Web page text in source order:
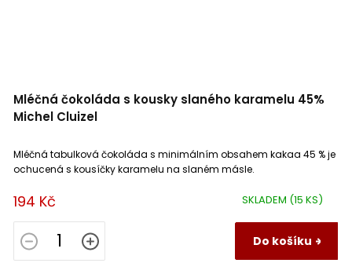
Mléčná čokoláda s kousky slaného karamelu 45%
Michel Cluizel
SKLADEM (15 KS)
194 Kč
Do košíku
Mléčná tabulková čokoláda s minimálním obsahem kakaa 45 % je
ochucená s kousíčky karamelu na slaném másle.